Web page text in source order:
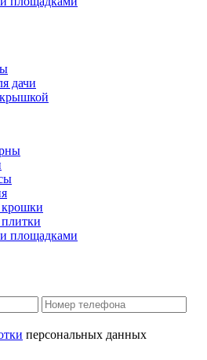
дачи
крошки
персональных данных